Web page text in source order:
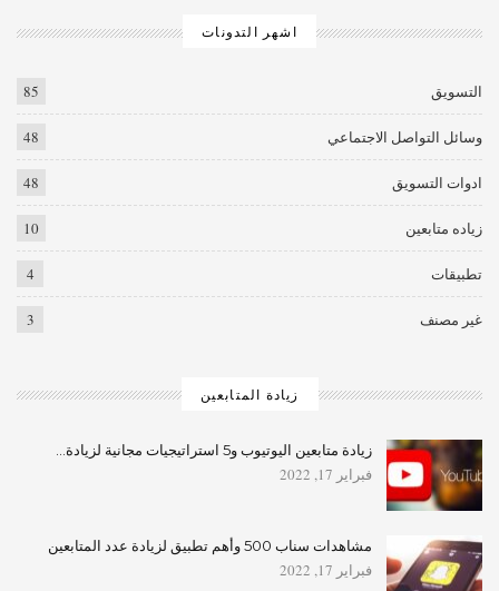
اشهر التدونات
التسويق 85
وسائل التواصل الاجتماعي 48
ادوات التسويق 48
زياده متابعين 10
تطبيقات 4
غير مصنف 3
زيادة المتابعين
زيادة متابعين اليوتيوب و5 استراتيجيات مجانية لزيادة…
فبراير 17, 2022
مشاهدات سناب 500 وأهم تطبيق لزيادة عدد المتابعين
فبراير 17, 2022